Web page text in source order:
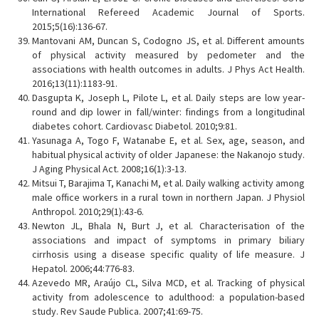
International Refereed Academic Journal of Sports.
2015;5(16):136-67.
Mantovani AM, Duncan S, Codogno JS, et al. Different amounts
of physical activity measured by pedometer and the
associations with health outcomes in adults. J Phys Act Health.
2016;13(11):1183-91.
Dasgupta K, Joseph L, Pilote L, et al. Daily steps are low year-
round and dip lower in fall/winter: findings from a longitudinal
diabetes cohort. Cardiovasc Diabetol. 2010;9:81.
Yasunaga A, Togo F, Watanabe E, et al. Sex, age, season, and
habitual physical activity of older Japanese: the Nakanojo study.
J Aging Physical Act. 2008;16(1):3-13.
Mitsui T, Barajima T, Kanachi M, et al. Daily walking activity among
male office workers in a rural town in northern Japan. J Physiol
Anthropol. 2010;29(1):43-6.
Newton JL, Bhala N, Burt J, et al. Characterisation of the
associations and impact of symptoms in primary biliary
cirrhosis using a disease specific quality of life measure. J
Hepatol. 2006;44:776-83.
Azevedo MR, Araújo CL, Silva MCD, et al. Tracking of physical
activity from adolescence to adulthood: a population-based
study. Rev Saude Publica. 2007;41:69-75.